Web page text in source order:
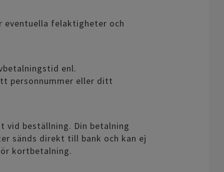
eventuella felaktigheter och
enl.
personnummer eller ditt
beställning. Din betalning
sänds direkt till bank och kan ej
kortbetalning.